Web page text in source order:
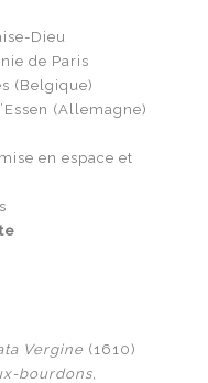
Dieu
de Paris
(Belgique)
(Allemagne)
en espace et
Vergine (1610)
bourdons,